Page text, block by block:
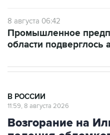
8 августа 06:42
Промышленное
области подверглось
В РОССИИ
11:59, 8 августа 2026
Возгорание на